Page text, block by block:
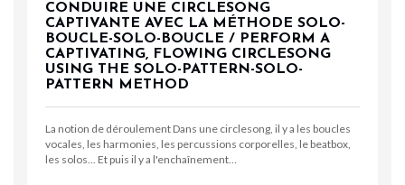
CONDUIRE UNE CIRCLESONG
CAPTIVANTE AVEC LA MÉTHODE SOLO-
BOUCLE-SOLO-BOUCLE / PERFORM A
CAPTIVATING, FLOWING CIRCLESONG
USING THE SOLO-PATTERN-SOLO-
PATTERN METHOD
La notion de déroulement Dans une circlesong, il y a les boucles
vocales, les harmonies, les percussions corporelles, le beatbox,
les solos... Et puis il y a l'enchaînement…